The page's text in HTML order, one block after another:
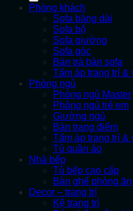
Phòng khách
Sofa băng dài
Sofa bộ
Sofa giường
Sofa góc
Bàn trà bàn sofa
Tấm áp trang trí &
Phòng ngủ
Phòng ngủ Master
Phòng ngủ trẻ em
Giường ngủ
Bàn trang điểm
Tấm áp trang trí &
Tủ quần áo
Nhà bếp
Tủ bếp cao cấp
Bàn ghế phòng ăn
Decor – trang trí
Kệ trang trí